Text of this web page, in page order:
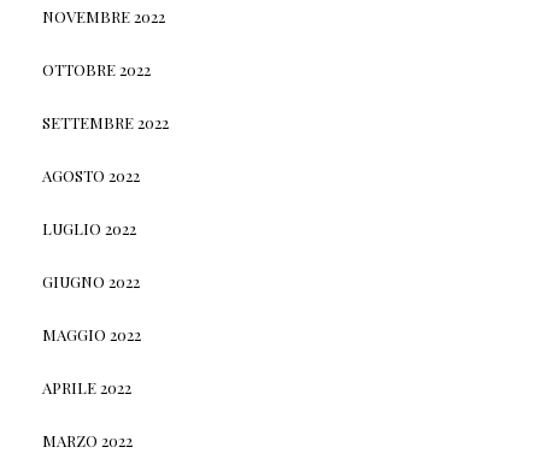
NOVEMBRE 2022
OTTOBRE 2022
SETTEMBRE 2022
AGOSTO 2022
LUGLIO 2022
GIUGNO 2022
MAGGIO 2022
APRILE 2022
MARZO 2022